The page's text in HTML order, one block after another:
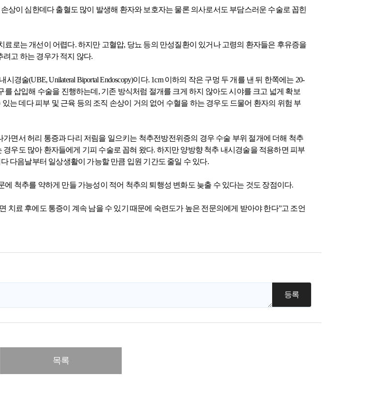
상이 심한데다 출혈도 많이 발생해 환자와 보호자는 물론 의사로서도 부담스러운 수술로 꼽힌
로는 개선이 어렵다. 하지만 고혈압, 당뇨 등의 만성질환이 있거나 고령의 환자들은 후유증을
고 하는 경우가 적지 않다.
경술(UBE, Unilateral Biportal Endoscopy)이다. 1cm 이하의 작은 구멍 두 개를 낸 뒤 한쪽에는 20-
삽입해 수술을 진행하는데, 기존 방식처럼 절개를 크게 하지 않아도 시야를 크고 넓게 확보
는 데다 피부 및 근육 등의 조직 손상이 거의 없어 수혈을 하는 경우도 드물어 환자의 위험 부
면서 허리 통증과 다리 저림을 일으키는 척추전방전위증의 경우 수술 부위 절개에 더해 척추
우도 많아 환자들에게 기피 수술로 꼽혀 왔다. 하지만 양방향 척추 내시경술을 적용하면 피부
다음날부터 일상생활이 가능할 만큼 입원 기간도 줄일 수 있다.
척추를 약하게 만들 가능성이 적어 척추의 퇴행성 변화도 늦출 수 있다는 것도 장점이다.
치료 후에도 통증이 계속 남을 수 있기 때문에 숙련도가 높은 전문의에게 받아야 한다”고 조언
목록